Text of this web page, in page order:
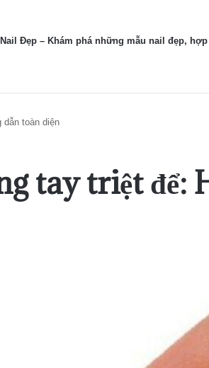
Đẹp – Khám phá những mẫu nail đẹp,
toàn diện
tay triệt để: